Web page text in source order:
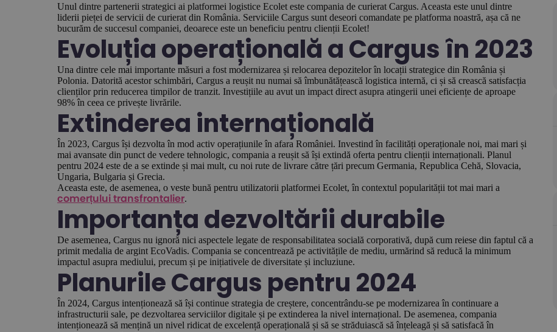
Unul dintre partenerii strategici ai platformei logistice Ecolet este compania de curierat Cargus. Aceasta este unul dintre
liderii pieței de servicii de curierat din România. Serviciile Cargus sunt deseori comandate pe platforma noastră, așa că ne
bucurăm de succesul companiei, deoarece este un beneficiu pentru clienții Ecolet!
Evoluția operațională a Cargus în 2023
Una dintre cele mai importante măsuri a fost modernizarea și relocarea depozitelor în locații strategice din România și
Polonia. Datorită acestor schimbări, Cargus a reușit nu numai să îmbunătățească logistica internă, ci și să crească satisfacția
clienților prin reducerea timpilor de tranzit. Investițiile au avut un impact direct asupra atingerii unei eficiențe de aproape
98% în ceea ce privește livrările.
Extinderea internațională
În 2023, Cargus își dezvolta în mod activ operațiunile în afara României. Investind în facilități operaționale noi, mai mari și
mai avansate din punct de vedere tehnologic, compania a reușit să își extindă oferta pentru clienții internaționali. Planul
pentru 2024 este de a se extinde și mai mult, cu noi rute de livrare către țări precum Germania, Republica Cehă, Slovacia,
Ungaria, Bulgaria și Grecia.
Aceasta este, de asemenea, o veste bună pentru utilizatorii platformei Ecolet, în contextul popularității tot mai mari a
comerțului transfrontalier.
Importanța dezvoltării durabile
De asemenea, Cargus nu ignoră nici aspectele legate de responsabilitatea socială corporativă, după cum reiese din faptul că a
primit medalia de argint EcoVadis. Compania se concentrează pe activitățile de mediu, urmărind să reducă la minimum
impactul asupra mediului, precum și pe inițiativele de diversitate și incluziune.
Planurile Cargus pentru 2024
În 2024, Cargus intenționează să își continue strategia de creștere, concentrându-se pe modernizarea în continuare a
infrastructurii sale, pe dezvoltarea serviciilor digitale și pe extinderea la nivel internațional. De asemenea, compania
intenționează să mențină un nivel ridicat de excelență operațională și să se străduiască să înțeleagă și să satisfacă în